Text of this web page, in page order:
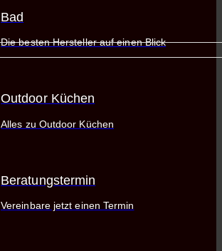
Bad
Die besten Hersteller auf einen Blick
Outdoor Küchen
Alles zu Outdoor Küchen
Beratungstermin
Vereinbare jetzt einen Termin